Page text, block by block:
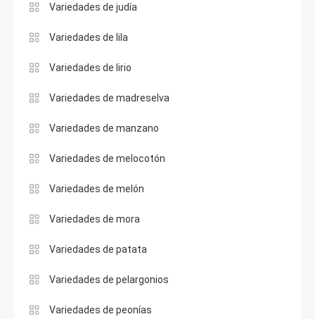
Variedades de judía
Variedades de lila
Variedades de lirio
Variedades de madreselva
Variedades de manzano
Variedades de melocotón
Variedades de melón
Variedades de mora
Variedades de patata
Variedades de pelargonios
Variedades de peonías